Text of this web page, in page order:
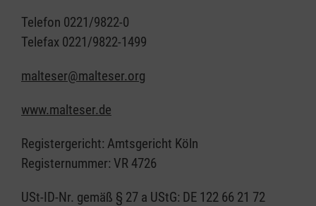
Telefon 0221/9822-0
Telefax 0221/9822-1499
malteser@malteser.org
www.malteser.de
Registergericht: Amtsgericht Köln
Registernummer: VR 4726
USt-ID-Nr. gemäß § 27 a UStG: DE 122 66 21 72